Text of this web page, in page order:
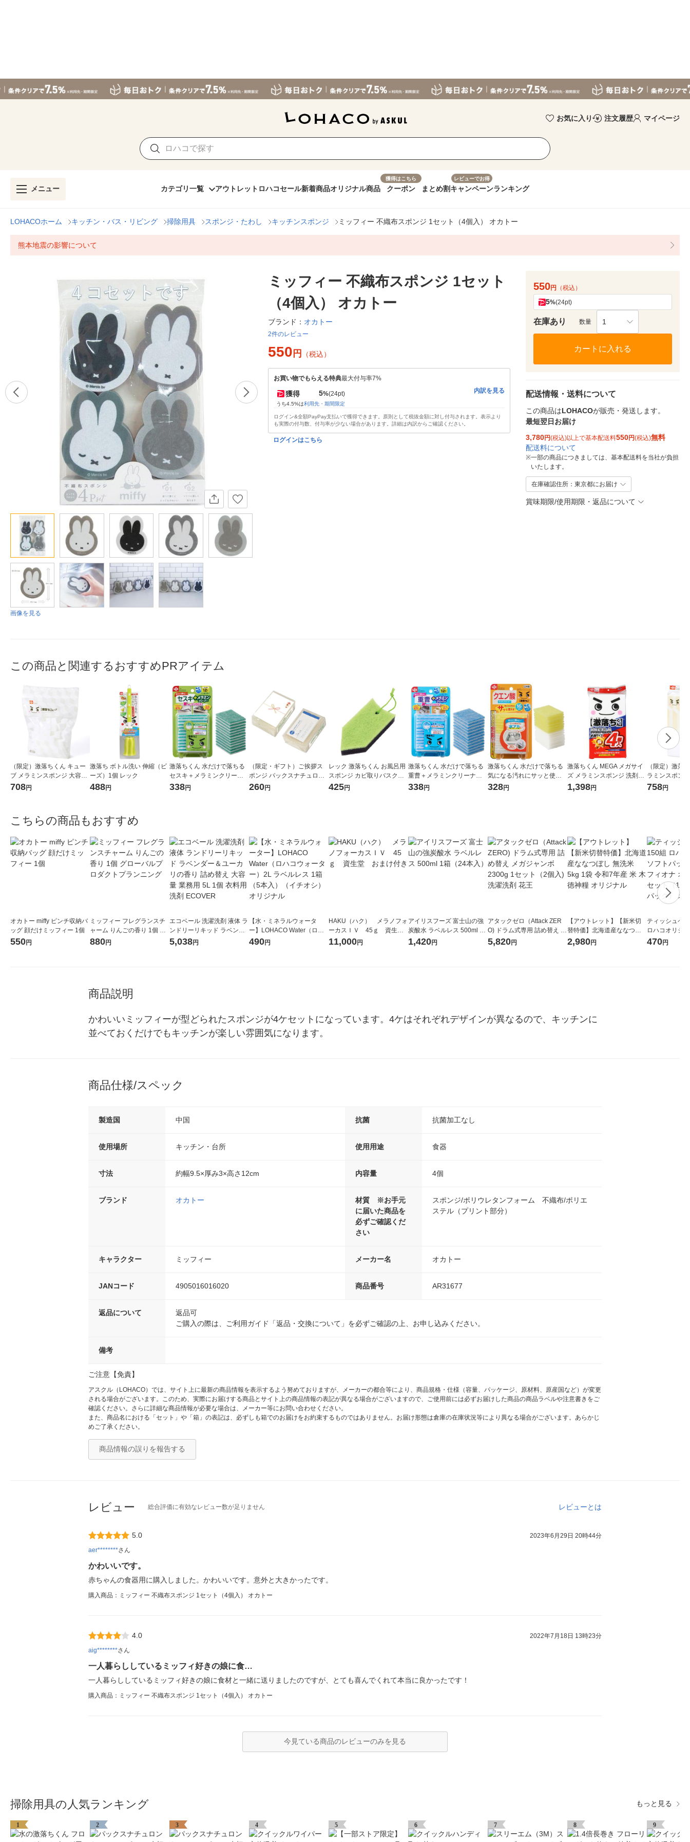
お気に入り 注文履歴 マイページ
メニュー カテゴリ一覧 アウトレット ロハコセール新着商品オリジナル商品
獲得はこちら
クーポン まとめ割
レビューでお得
キャンペーンランキング
LOHACOホーム キッチン・バス・リビング 掃除用具 スポンジ・たわし キッチンスポンジ ミッフィー 不織布スポンジ 1セット（4個入） オカトー
熊本地震の影響について
画像を見る
ミッフィー 不織布スポンジ 1セット
（4個入） オカトー
ブランド： オカトー
2件のレビュー
550 円 （税込）
お買い物でもらえる特典最大付与率7%
獲得 5%(24pt)
うち4.5%は利用先・期間限定
内訳を見る
ログイン&全額PayPay支払いで獲得できます。原則として税抜金額に対し付与されます。表示より
も実際の付与数、付与率が少ない場合があります。詳細は内訳からご確認ください。
ログインはこちら
550円 （税込）
5%(24pt)
在庫あり 数量 1
カートに入れる
配送情報・送料について
この商品はLOHACOが販売・発送します。
最短翌日お届け
3,780円(税込)以上で基本配送料550円(税込)無料
配送料について
※一部の商品につきましては、基本配送料を当社が負担
いたします。
在庫確認住所：東京都にお届け
賞味期限/使用期限・返品について
この商品と関連するおすすめPRアイテム
（限定）激落ちくん キュー
ブ メラミンスポンジ 大容量
1パック（120個入）キッチ
708円
激落ち ボトル洗い 伸縮（ビ
ーズ）1個 レック
488円
激落ちくん 水だけで落ちる
セスキ＋メラミンクリーナ
ー お掃除用スポンジ 油汚れ
338円
（限定・ギフト）ご挨拶ス
ポンジ パックスナチュロン
キッチンスポンジ 長持ち ナ
260円
レック 激落ちくん お風呂用
スポンジ カビ取りバスクリ
ーナー（ハイブリッド） S-7
425円
激落ちくん 水だけで落ちる
重曹＋メラミンクリーナー
お掃除用スポンジ 茶シブ・
338円
激落ちくん 水だけで落ちる
気になる汚れにサッと使え
る キッチンクリーナー クエ
328円
激落ちくん MEGA メガサイ
ズ メラミンスポンジ 洗剤不
使用 キッチンスポンジ 1パ
ック（4個入）レック
1,398円
（限定）激落
ラミンスポン
1パック（3個
758円
こちらの商品もおすすめ
オカトー miffy ピンチ収納バ
ッグ 顔だけミッフィー 1個
550円
ミッフィー フレグランスチ
ャーム りんごの香り 1個 グ
ローバルプロダクトプラン
880円
エコベール 洗濯洗剤 液体 ラ
ンドリーリキッド ラベンダ
ー＆ユーカリの香り 詰め替
え 大容量 業務用 5L 1個 衣
5,038円
【水・ミネラルウォータ
ー】LOHACO Water（ロハ
コウォーター）2L ラベルレ
490円
HAKU（ハク） メラノフォ
ーカスＩＶ 45ｇ 資生
堂 おまけ付き
11,000円
アイリスフーズ 富士山の強
炭酸水 ラベルレス 500ml 1
箱（24本入）
1,420円
アタックゼロ（Attack ZER
O) ドラム式専用 詰め替え メ
ガジャンボ 2300g 1セット
（2個入) 洗濯洗剤 花王
5,820円
【アウトレット】【新米切
替特価】北海道産ななつぼ
し 無洗米 5kg 1袋 令和7年産
米 木徳神糧 オリジナル
2,980円
ティッシュペ
ロハコオリジ
ックティッシ
470円
商品説明
かわいいミッフィーが型どられたスポンジが4ケセットになっています。4ケはそれぞれデザインが異なるので、キッチンに
並べておくだけでもキッチンが楽しい雰囲気になります。
商品仕様/スペック
製造国 中国 抗菌 抗菌加工なし
使用場所 キッチン・台所 使用用途 食器
寸法 約幅9.5×厚み3×高さ12cm 内容量 4個
ブランド オカトー
材質 ※お手元
に届いた商品を
必ずご確認くだ
さい
スポンジ/ポリウレタンフォーム 不織布/ポリエ
ステル（プリント部分）
キャラクター ミッフィー メーカー名 オカトー
JANコード 4905016016020 商品番号 AR31677
返品について
返品可
ご購入の際は、ご利用ガイド「返品・交換について」を必ずご確認の上、お申し込みください。
備考
ご注意【免責】
アスクル（LOHACO）では、サイト上に最新の商品情報を表示するよう努めておりますが、メーカーの都合等により、商品規格・仕様（容量、パッケージ、原材料、原産国など）が変更
される場合がございます。このため、実際にお届けする商品とサイト上の商品情報の表記が異なる場合がございますので、ご使用前には必ずお届けした商品の商品ラベルや注意書きをご
確認ください。さらに詳細な商品情報が必要な場合は、メーカー等にお問い合わせください。
また、商品名における「セット」や「箱」の表記は、必ずしも箱でのお届けをお約束するものではありません。お届け形態は倉庫の在庫状況等により異なる場合がございます。あらかじ
めご了承ください。
商品情報の誤りを報告する
レビュー 総合評価に有効なレビュー数が足りません レビューとは
5.0
2023年6月29日 20時44分
aer********さん
かわいいです。
赤ちゃんの食器用に購入しました。かわいいです。意外と大きかったです。
購入商品：ミッフィー 不織布スポンジ 1セット（4個入） オカトー
4.0
2022年7月18日 13時23分
aig********さん
一人暮らししているミッフィ好きの娘に食…
一人暮らししているミッフィ好きの娘に食材と一緒に送りましたのですが、とても喜んでくれて本当に良かったです！
購入商品：ミッフィー 不織布スポンジ 1セット（4個入） オカトー
今見ている商品のレビューのみを見る
掃除用具の人気ランキング もっと見る
1 2 3 4 5 6 7 8 9